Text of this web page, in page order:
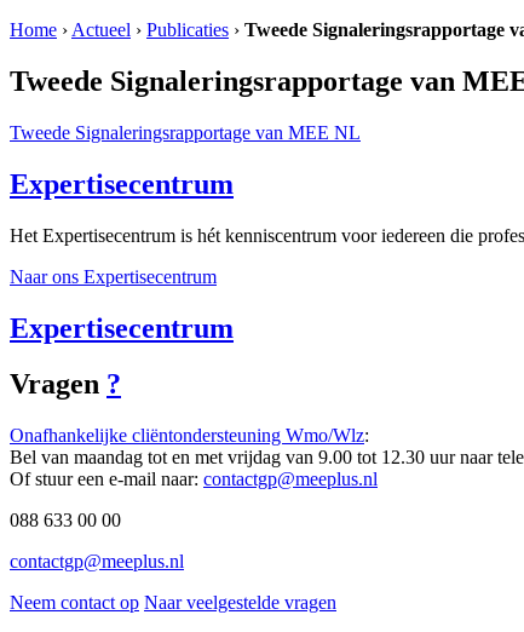
Home › Actueel › Publicaties › Tweede Signaleringsrapportage
Tweede Signaleringsrapportage van
Tweede Signaleringsrapportage van MEE NL
Expertisecentrum
Het Expertisecentrum is hét kenniscentrum voor iedereen die
Naar ons Expertisecentrum
Expertisecentrum
Vragen ?
Onafhankelijke cliëntondersteuning Wmo/Wlz:
Bel van maandag tot en met vrijdag van 9.00 tot 12.30 uur naar
Of stuur een e-mail naar: contactgp@meeplus.nl
088 633 00 00
contactgp@meeplus.nl
Neem contact op Naar veelgestelde vragen